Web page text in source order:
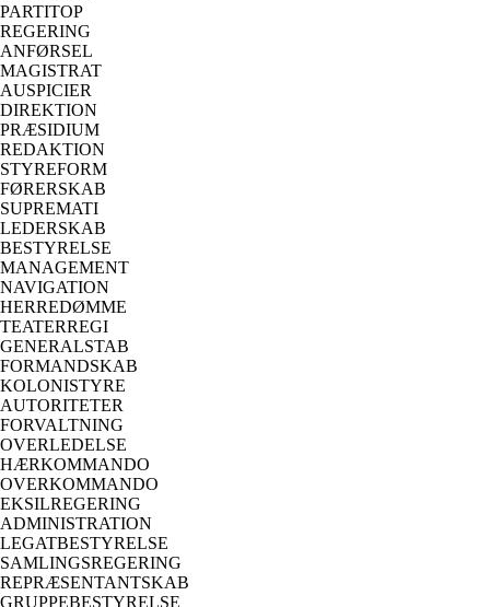
PARTITOP
REGERING
ANFØRSEL
MAGISTRAT
AUSPICIER
DIREKTION
PRÆSIDIUM
REDAKTION
STYREFORM
FØRERSKAB
SUPREMATI
LEDERSKAB
BESTYRELSE
MANAGEMENT
NAVIGATION
HERREDØMME
TEATERREGI
GENERALSTAB
FORMANDSKAB
KOLONISTYRE
AUTORITETER
FORVALTNING
OVERLEDELSE
HÆRKOMMANDO
OVERKOMMANDO
EKSILREGERING
ADMINISTRATION
LEGATBESTYRELSE
SAMLINGSREGERING
REPRÆSENTANTSKAB
GRUPPEBESTYRELSE